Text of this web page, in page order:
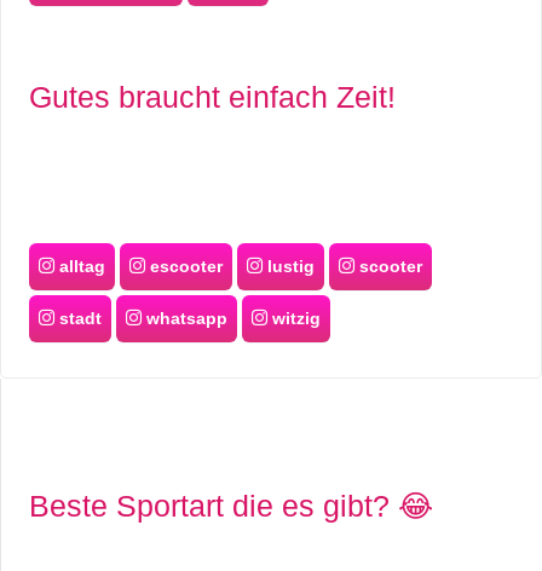
Gutes braucht einfach Zeit!
alltag escooter lustig scooter
stadt whatsapp witzig
Beste Sportart die es gibt? 😂